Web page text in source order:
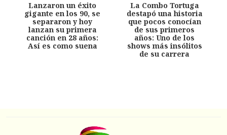
Lanzaron un éxito
gigante en los 90, se
separaron y hoy
lanzan su primera
canción en 28 años:
Así es como suena
La Combo Tortuga
destapó una historia
que pocos conocían
de sus primeros
años: Uno de los
shows más insólitos
de su carrera